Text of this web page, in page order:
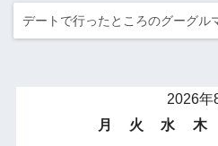
デートで行ったところのグーグル
2026年
月
火 水 木